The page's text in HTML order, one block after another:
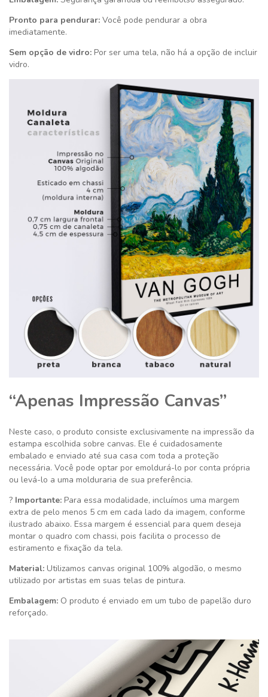
Pronto para pendurar: Você pode pendurar a obra
imediatamente.
Sem opção de vidro: Por ser uma tela, não há a opção de incluir
vidro.
“Apenas Impressão Canvas”
Neste caso, o produto consiste exclusivamente na impressão da
estampa escolhida sobre canvas. Ele é cuidadosamente
embalado e enviado até sua casa com toda a proteção
necessária. Você pode optar por emoldurá-lo por conta própria
ou levá-lo a uma molduraria de sua preferência.
? Importante: Para essa modalidade, incluímos uma margem
extra de pelo menos 5 cm em cada lado da imagem, conforme
ilustrado abaixo. Essa margem é essencial para quem deseja
montar o quadro com chassi, pois facilita o processo de
estiramento e fixação da tela.
Material: Utilizamos canvas original 100% algodão, o mesmo
utilizado por artistas em suas telas de pintura.
Embalagem: O produto é enviado em um tubo de papelão duro
reforçado.